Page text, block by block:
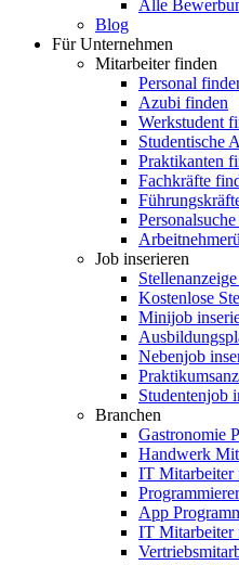
Alle
Blog
Für Unternehmen
Mitarbeiter finden
Personal
Azubi finden
Werkstudent
Studentische
Praktikanten
Fachkräfte
Job inserieren
Kostenlose
Minijob
Nebenjob
Studentenjob
Branchen
Gastronomie
Handwerk
IT Mitarbeiter
App
IT Mitarbeiter